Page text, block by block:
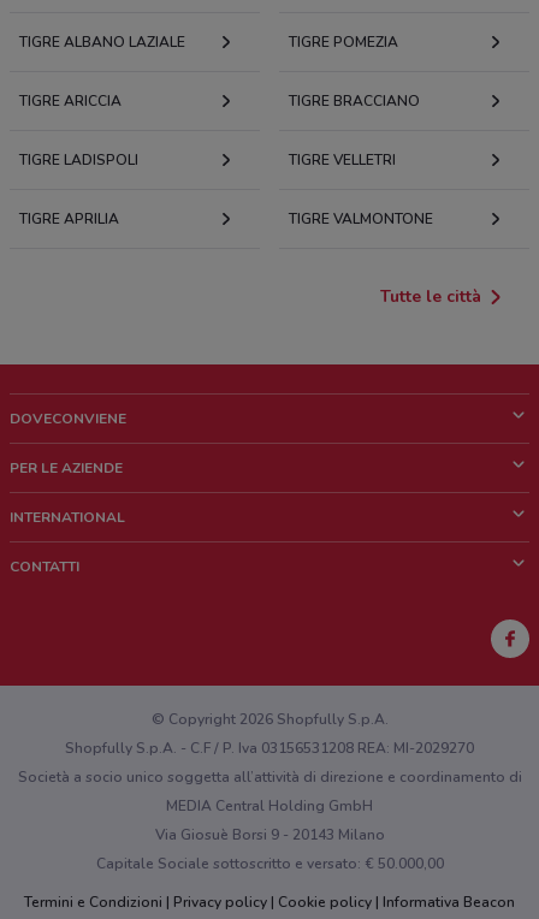
TIGRE ALBANO LAZIALE TIGRE POMEZIA
TIGRE ARICCIA TIGRE BRACCIANO
TIGRE LADISPOLI TIGRE VELLETRI
TIGRE APRILIA TIGRE VALMONTONE
Tutte le città
DOVECONVIENE
Chi siamo
Lavora con noi
PER LE AZIENDE
Richieste commerciali e marketing
INTERNATIONAL
CONTATTI
Hai un malfunzionamento sul web o sull'app?
© Copyright 2026 Shopfully S.p.A.
Shopfully S.p.A. - C.F / P. Iva 03156531208 REA: MI-2029270
Società a socio unico soggetta all’attività di direzione e coordinamento di
MEDIA Central Holding GmbH
Via Giosuè Borsi 9 - 20143 Milano
Capitale Sociale sottoscritto e versato: € 50.000,00
Termini e Condizioni
Privacy policy Cookie policy Informativa Beacon